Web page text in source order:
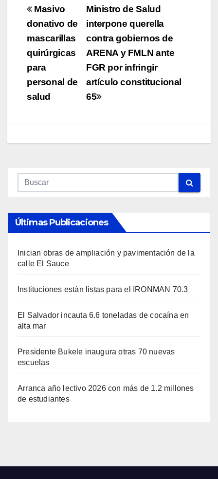
Navegación
de
entradas
Ministro de Salud
interpone querella
contra gobiernos de
ARENA y FMLN ante
FGR por infringir
artículo constitucional
65
Masivo
donativo de
mascarillas
quirúrgicas
para
personal de
salud
Últimas Publicaciones
Inician obras de ampliación y pavimentación de la
calle El Sauce
Instituciones están listas para el IRONMAN 70.3
El Salvador incauta 6.6 toneladas de cocaína en
alta mar
Presidente Bukele inaugura otras 70 nuevas
escuelas
Arranca año lectivo 2026 con más de 1.2 millones
de estudiantes